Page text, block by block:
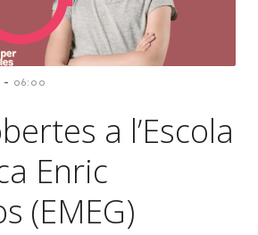
- 06:00
a l’Escola
Enric
(EMEG)